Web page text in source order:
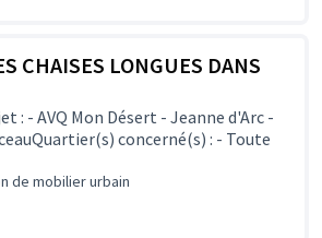
CHAISES LONGUES DANS
: - AVQ Mon Désert - Jeanne d'Arc -
concerné(s) : - Toute
de mobilier urbain